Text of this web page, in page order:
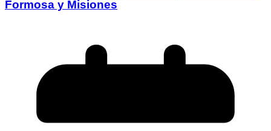
Formosa y Misiones